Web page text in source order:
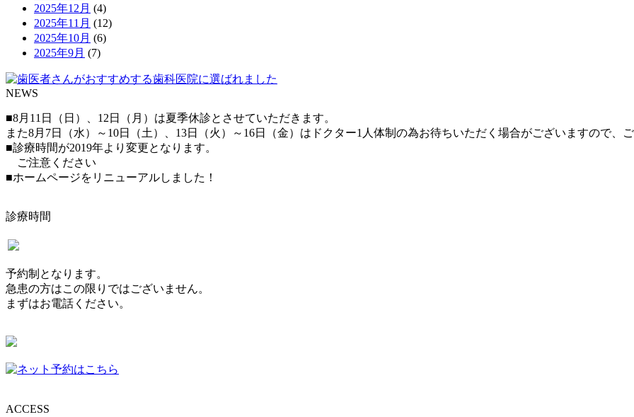
2025年12月 (4)
2025年11月 (12)
2025年10月 (6)
2025年9月 (7)
NEWS
■8月11日（日）、12日（月）は夏季休診とさせていただきます。
また8月7日（水）～10日（土）、13日（火）～16日（金）はドクター1人体制の為お待ちいただく場合がございますので、ご
■診療時間が2019年より変更となります。
ご注意ください
■ホームページをリニューアルしました！
診療時間
予約制となります。
急患の方はこの限りではございません。
まずはお電話ください。
ACCESS